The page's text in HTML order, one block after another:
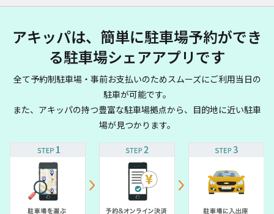
アキッパは、簡単に駐車場予約ができ
る駐車場シェアアプリです
全て予約制駐車場・事前お支払いのためスムーズにご利用当日の
駐車が可能です。
また、アキッパの持つ豊富な駐車場拠点から、目的地に近い駐車
場が見つかります。